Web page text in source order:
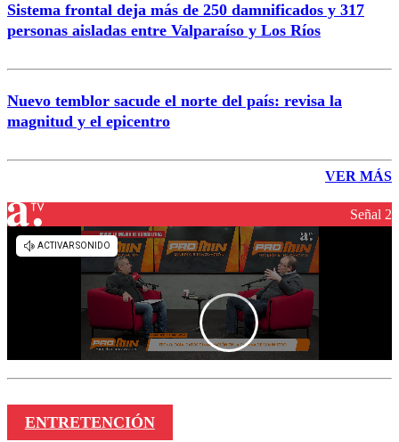
Sistema frontal deja más de 250 damnificados y 317
personas aisladas entre Valparaíso y Los Ríos
Nuevo temblor sacude el norte del país: revisa la
magnitud y el epicentro
VER MÁS
Señal 2
ENTRETENCIÓN